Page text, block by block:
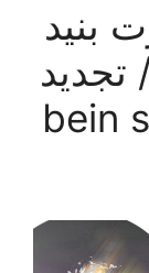
بنيد
/ 52520080 / تجديد